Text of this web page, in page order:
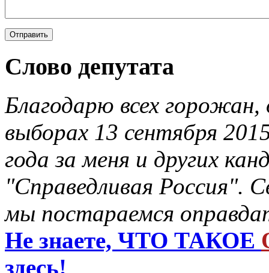
Слово депутата
Благодарю всех
выборах 13 сентября
года за меня и других
"Справедливая Россия".
мы постараемся
Не знаете, ЧТО ТАКОЕ
здесь!